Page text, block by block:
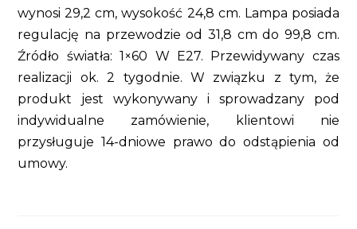
wynosi 29,2 cm, wysokość 24,8 cm. Lampa posiada
regulację na przewodzie od 31,8 cm do 99,8 cm.
Źródło światła: 1×60 W E27. Przewidywany czas
realizacji ok. 2 tygodnie. W związku z tym, że
produkt jest wykonywany i sprowadzany pod
indywidualne zamówienie, klientowi nie
przysługuje 14-dniowe prawo do odstąpienia od
umowy.